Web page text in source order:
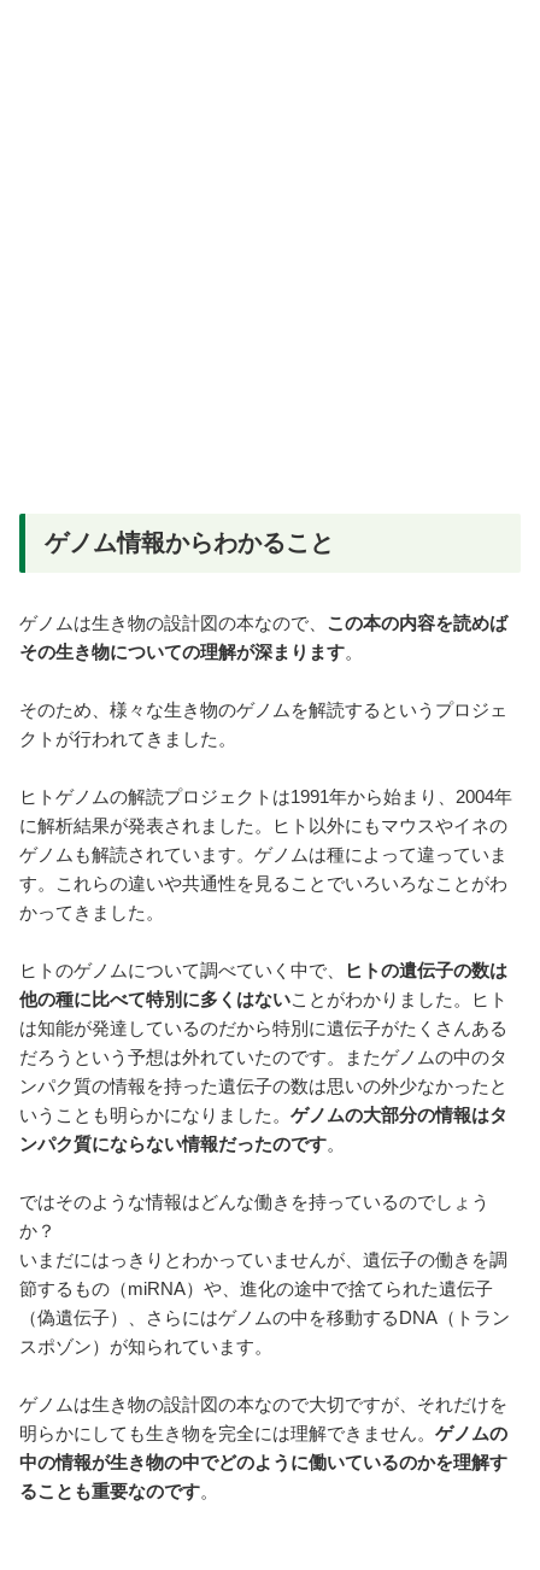
ゲノム情報からわかること
ゲノムは生き物の設計図の本なので、 この本の内容を読めば
その生き物についての理解が深まります。
そのため、様々な生き物のゲノムを解読するというプロジェ
クトが行われてきました。
ヒトゲノムの解読プロジェクトは1991年から始まり、2004年
に解析結果が発表されました。ヒト以外にもマウスやイネの
ゲノムも解読されています。ゲノムは種によって違っていま
す。これらの違いや共通性を見ることでいろいろなことがわ
かってきました。
ヒトのゲノムについて調べていく中で、
ヒトの遺伝子の数は
他の種に比べて特別に多くはないことがわかりました。ヒト
は知能が発達しているのだから特別に遺伝子がたくさんある
だろうという予想は外れていたのです。またゲノムの中のタ
ンパク質の情報を持った遺伝子の数は思いの外少なかったと
いうことも明らかになりました。 ゲノムの大部分の情報はタ
ンパク質にならない情報だったのです。
ではそのような情報はどんな働きを持っているのでしょう
か？
いまだにはっきりとわかっていませんが、遺伝子の働きを調
節するもの（miRNA）や、進化の途中で捨てられた遺伝子
（偽遺伝子）、さらにはゲノムの中を移動するDNA（トラン
スポゾン）が知られています。
ゲノムは生き物の設計図の本なので大切ですが、それだけを
明らかにしても生き物を完全には理解できません。 ゲノムの
中の情報が生き物の中でどのように働いているのかを理解す
ることも重要なのです。